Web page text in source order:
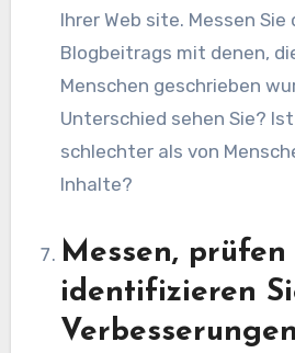
Ihrer Web site. Messen
Blogbeitrags mit denen,
Menschen geschrieben
Unterschied sehen Sie?
schlechter als von
Inhalte?
Messen, prüfen
identifizieren
Verbesserungen